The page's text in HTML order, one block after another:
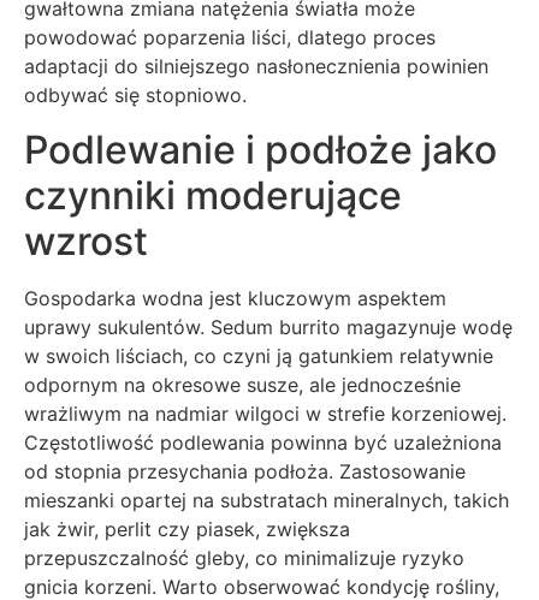
gwałtowna zmiana natężenia światła może
powodować poparzenia liści, dlatego proces
adaptacji do silniejszego nasłonecznienia powinien
odbywać się stopniowo.
Podlewanie i podłoże jako
czynniki moderujące
wzrost
Gospodarka wodna jest kluczowym aspektem
uprawy sukulentów. Sedum burrito magazynuje wodę
w swoich liściach, co czyni ją gatunkiem relatywnie
odpornym na okresowe susze, ale jednocześnie
wrażliwym na nadmiar wilgoci w strefie korzeniowej.
Częstotliwość podlewania powinna być uzależniona
od stopnia przesychania podłoża. Zastosowanie
mieszanki opartej na substratach mineralnych, takich
jak żwir, perlit czy piasek, zwiększa
przepuszczalność gleby, co minimalizuje ryzyko
gnicia korzeni. Warto obserwować kondycję rośliny,